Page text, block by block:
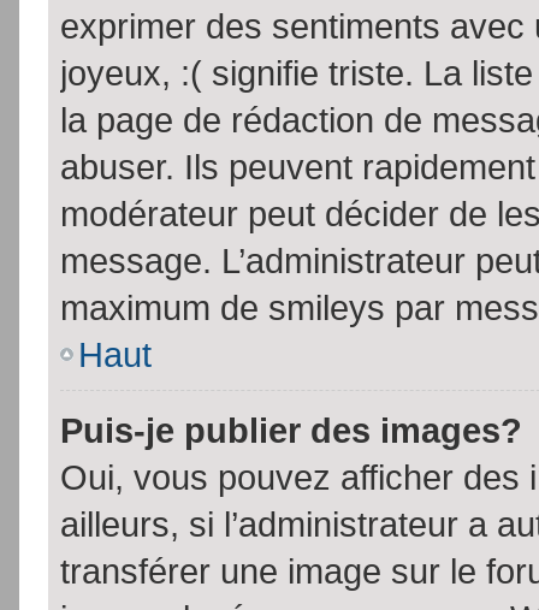
exprimer des sentiments
joyeux, :( signifie triste. La
la page de rédaction de
abuser. Ils peuvent
modérateur peut décider de
message. L’administrateur
maximum de smileys par
Haut
Puis-je publier des images?
Oui, vous pouvez afficher
ailleurs, si l’administrateur a
transférer une image sur le